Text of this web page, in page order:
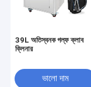
39L অতিস্বনক গল্ফ ক্লাব
ক্লিনার
ভালো দাম